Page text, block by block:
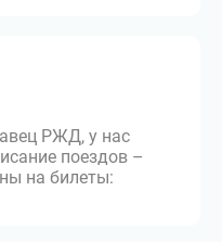
РЖД, у нас
поездов –
на билеты: